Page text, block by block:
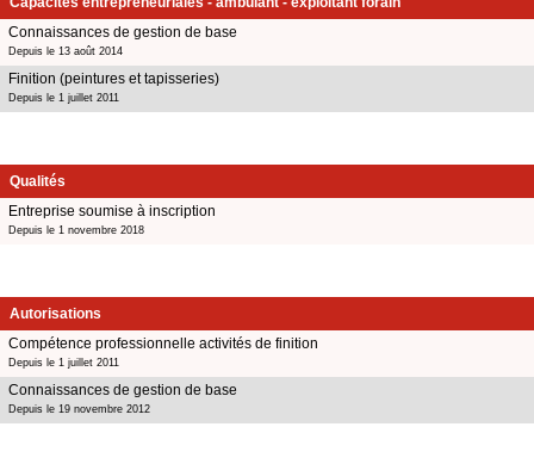
Connaissances de gestion de base
Depuis le 13 août 2014
Finition (peintures et tapisseries)
Depuis le 1 juillet 2011
Qualités
Entreprise soumise à inscription
Depuis le 1 novembre 2018
Autorisations
Compétence professionnelle activités de finition
Depuis le 1 juillet 2011
Connaissances de gestion de base
Depuis le 19 novembre 2012